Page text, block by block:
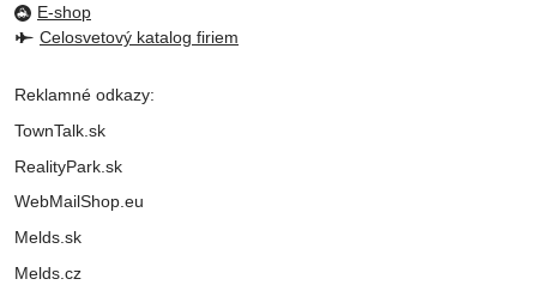
E-shop
Celosvetový katalog firiem
Reklamné odkazy:
TownTalk.sk
RealityPark.sk
WebMailShop.eu
Melds.sk
Melds.cz